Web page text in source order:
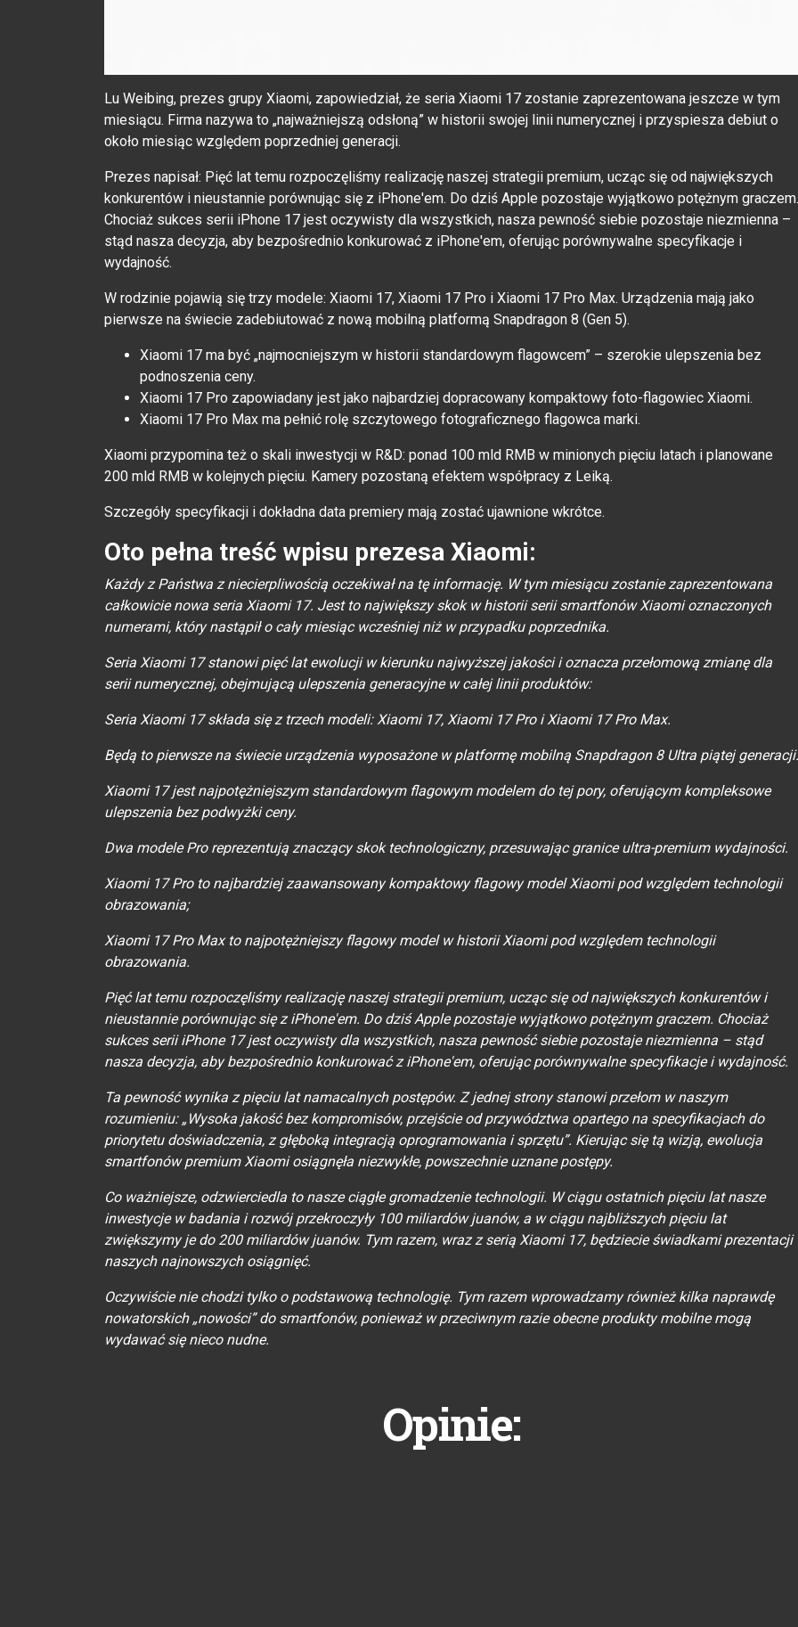
Lu Weibing, prezes grupy Xiaomi, zapowiedział, że seria Xiaomi 17 zostanie zaprezentowana jeszcze w tym
miesiącu. Firma nazywa to „najważniejszą odsłoną” w historii swojej linii numerycznej i przyspiesza debiut o
około miesiąc względem poprzedniej generacji.
Prezes napisał: Pięć lat temu rozpoczęliśmy realizację naszej strategii premium, ucząc się od największych
konkurentów i nieustannie porównując się z iPhone'em. Do dziś Apple pozostaje wyjątkowo potężnym graczem.
Chociaż sukces serii iPhone 17 jest oczywisty dla wszystkich, nasza pewność siebie pozostaje niezmienna –
stąd nasza decyzja, aby bezpośrednio konkurować z iPhone'em, oferując porównywalne specyfikacje i
wydajność.
W rodzinie pojawią się trzy modele: Xiaomi 17, Xiaomi 17 Pro i Xiaomi 17 Pro Max. Urządzenia mają jako
pierwsze na świecie zadebiutować z nową mobilną platformą Snapdragon 8 (Gen 5).
Xiaomi 17 ma być „najmocniejszym w historii standardowym flagowcem” – szerokie ulepszenia bez
podnoszenia ceny.
Xiaomi 17 Pro zapowiadany jest jako najbardziej dopracowany kompaktowy foto-flagowiec Xiaomi.
Xiaomi 17 Pro Max ma pełnić rolę szczytowego fotograficznego flagowca marki.
Xiaomi przypomina też o skali inwestycji w R&D: ponad 100 mld RMB w minionych pięciu latach i planowane
200 mld RMB w kolejnych pięciu. Kamery pozostaną efektem współpracy z Leiką.
Szczegóły specyfikacji i dokładna data premiery mają zostać ujawnione wkrótce.
Oto pełna treść wpisu prezesa Xiaomi:
Każdy z Państwa z niecierpliwością oczekiwał na tę informację. W tym miesiącu zostanie zaprezentowana
całkowicie nowa seria Xiaomi 17. Jest to największy skok w historii serii smartfonów Xiaomi oznaczonych
numerami, który nastąpił o cały miesiąc wcześniej niż w przypadku poprzednika.
Seria Xiaomi 17 stanowi pięć lat ewolucji w kierunku najwyższej jakości i oznacza przełomową zmianę dla
serii numerycznej, obejmującą ulepszenia generacyjne w całej linii produktów:
Seria Xiaomi 17 składa się z trzech modeli: Xiaomi 17, Xiaomi 17 Pro i Xiaomi 17 Pro Max.
Będą to pierwsze na świecie urządzenia wyposażone w platformę mobilną Snapdragon 8 Ultra piątej generacji.
Xiaomi 17 jest najpotężniejszym standardowym flagowym modelem do tej pory, oferującym kompleksowe
ulepszenia bez podwyżki ceny.
Dwa modele Pro reprezentują znaczący skok technologiczny, przesuwając granice ultra-premium wydajności.
Xiaomi 17 Pro to najbardziej zaawansowany kompaktowy flagowy model Xiaomi pod względem technologii
obrazowania;
Xiaomi 17 Pro Max to najpotężniejszy flagowy model w historii Xiaomi pod względem technologii
obrazowania.
Pięć lat temu rozpoczęliśmy realizację naszej strategii premium, ucząc się od największych konkurentów i
nieustannie porównując się z iPhone'em. Do dziś Apple pozostaje wyjątkowo potężnym graczem. Chociaż
sukces serii iPhone 17 jest oczywisty dla wszystkich, nasza pewność siebie pozostaje niezmienna – stąd
nasza decyzja, aby bezpośrednio konkurować z iPhone'em, oferując porównywalne specyfikacje i wydajność.
Ta pewność wynika z pięciu lat namacalnych postępów. Z jednej strony stanowi przełom w naszym
rozumieniu: „Wysoka jakość bez kompromisów, przejście od przywództwa opartego na specyfikacjach do
priorytetu doświadczenia, z głęboką integracją oprogramowania i sprzętu”. Kierując się tą wizją, ewolucja
smartfonów premium Xiaomi osiągnęła niezwykłe, powszechnie uznane postępy.
Co ważniejsze, odzwierciedla to nasze ciągłe gromadzenie technologii. W ciągu ostatnich pięciu lat nasze
inwestycje w badania i rozwój przekroczyły 100 miliardów juanów, a w ciągu najbliższych pięciu lat
zwiększymy je do 200 miliardów juanów. Tym razem, wraz z serią Xiaomi 17, będziecie świadkami prezentacji
naszych najnowszych osiągnięć.
Oczywiście nie chodzi tylko o podstawową technologię. Tym razem wprowadzamy również kilka naprawdę
nowatorskich „nowości” do smartfonów, ponieważ w przeciwnym razie obecne produkty mobilne mogą
wydawać się nieco nudne.
Opinie: